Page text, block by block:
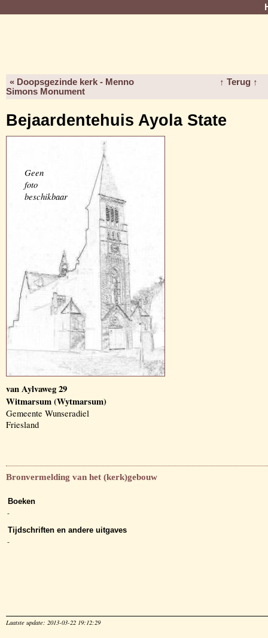
« Doopsgezinde kerk - Menno
Simons Monument
↑ Terug ↑
Bejaardentehuis Ayola State
Geen
foto
beschikbaar
van Aylvaweg 29
Witmarsum (Wytmarsum)
Gemeente Wunseradiel
Friesland
Bronvermelding van het (kerk)gebouw
Boeken
-
Tijdschriften en andere uitgaves
-
Laatste update: 2013-03-22 19:12:29